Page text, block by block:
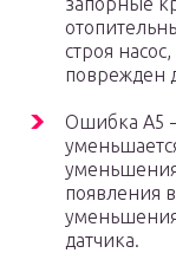
строя
поврежден
Ошибка А5
появления
датчика.